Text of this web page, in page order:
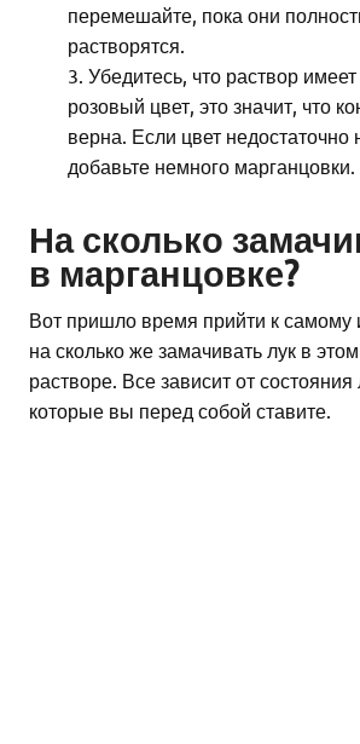
перемешайте, пока они
растворятся.
Убедитесь, что раствор
розовый цвет, это значит, что
верна. Если цвет
добавьте немного марганцовки.
На сколько
в марганцовке?
Вот пришло время прийти к самому
на сколько же замачивать лук в
растворе. Все зависит от
которые вы перед собой ставите.